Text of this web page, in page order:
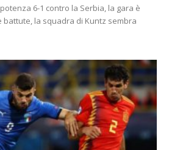
6-1 contro la Serbia, la gara è
la squadra di Kuntz sembra